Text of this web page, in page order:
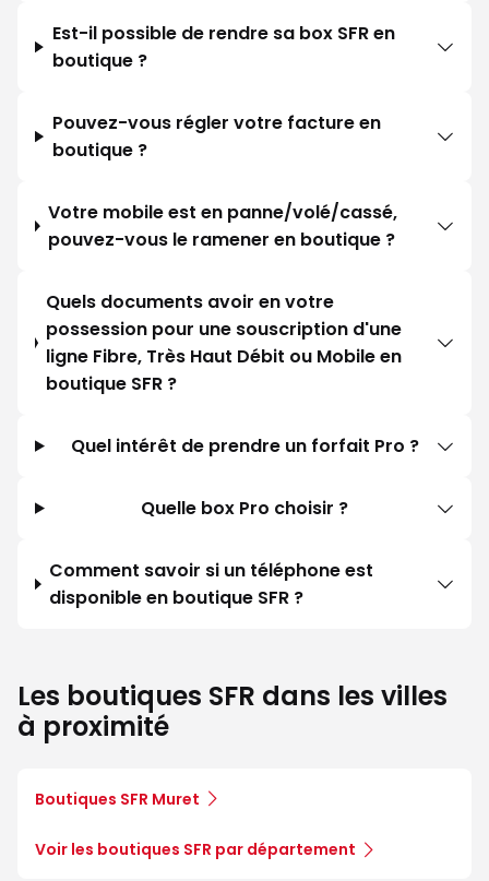
Est-il possible de rendre sa box SFR en
boutique ?
Pouvez-vous régler votre facture en
boutique ?
Votre mobile est en panne/volé/cassé,
pouvez-vous le ramener en boutique ?
Quels documents avoir en votre
possession pour une souscription d'une
ligne Fibre, Très Haut Débit ou Mobile en
boutique SFR ?
Quel intérêt de prendre un forfait Pro ?
Quelle box Pro choisir ?
Comment savoir si un téléphone est
disponible en boutique SFR ?
Les boutiques SFR dans les villes
à proximité
Boutiques SFR Muret
Voir les boutiques SFR par département